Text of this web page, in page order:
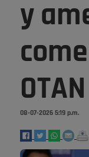
y
OTAN
08-07-2026 5:19 p.m.